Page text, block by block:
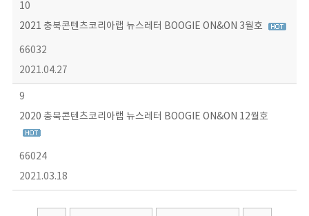
10
2021 충북콘텐츠코리아랩 뉴스레터 BOOGIE ON&ON 3월호
66032
2021.04.27
9
2020 충북콘텐츠코리아랩 뉴스레터 BOOGIE ON&ON 12월호
66024
2021.03.18